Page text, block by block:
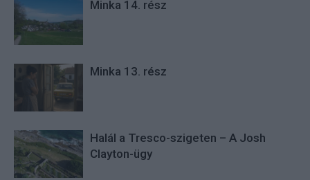
Minka 14. rész
Minka 13. rész
Halál a Tresco-szigeten – A Josh
Clayton-ügy